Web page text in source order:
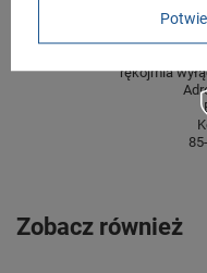
rękojmia
Zobacz również